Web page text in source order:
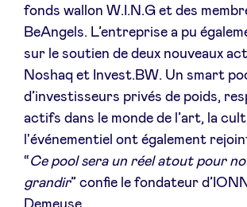
fonds wallon W.I.N.G et des
BeAngels. L’entreprise a pu
sur le soutien de deux nouveaux
Noshaq et Invest.BW. Un smart
d’investisseurs privés de poids,
actifs dans le monde de l’art, la
l'événementiel ont également
“Ce pool sera un réel atout pour
grandir” confie le fondateur